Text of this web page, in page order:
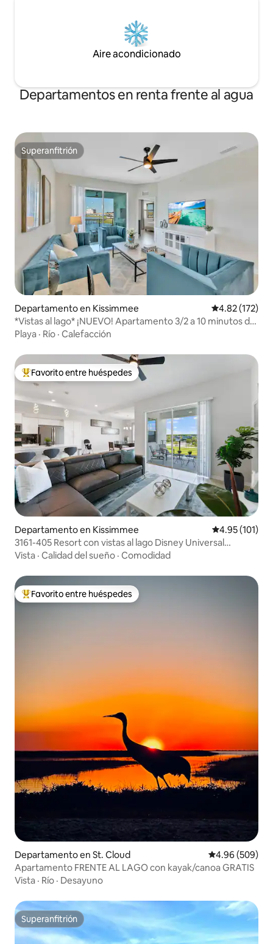
Aire acondicionado
Departamentos en renta frente al agua
Superanfitrión
Superanfitrión
Departamento en Kissimmee Calificación
4.82 (172)
*Vistas al lago* ¡NUEVO! Apartamento 3/2 a 10 minutos de
Disney*
Playa · Río · Calefacción
De los mejores en Favorito entre huéspedes
Favorito entre huéspedes
Departamento en Kissimmee Calificación
4.95 (101)
3161-405 Resort con vistas al lago Disney Universal
Orlando
Vista · Calidad del sueño · Comodidad
De los mejores en Favorito entre huéspedes
Favorito entre huéspedes
Departamento en St. Cloud Calificación
4.96 (509)
Apartamento FRENTE AL LAGO con kayak/canoa GRATIS
Vista · Río · Desayuno
Superanfitrión
Superanfitrión